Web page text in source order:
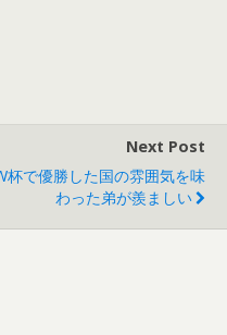
Next Post
杯で優勝した国の雰囲気を味
わった弟が羨ましい